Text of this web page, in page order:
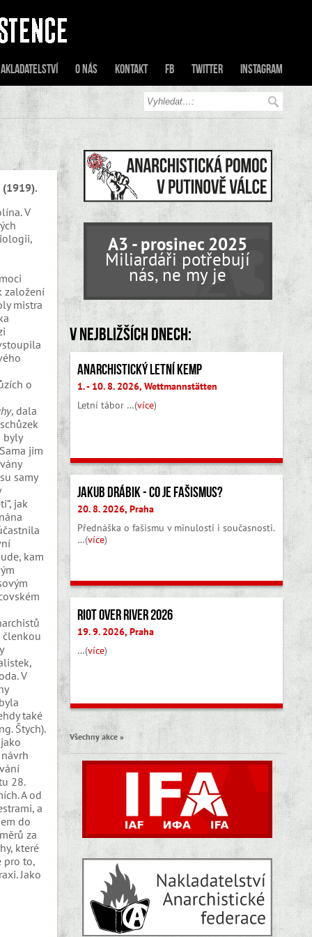
O nás Kontakt FB Twitter Instagram
V
založení
mistra
o
, dala
byly
jim
samy
jak
kam
členkou
V
také
Štych).
28.
A od
a
do
za
které
pro to,
Jako
A3 - prosinec 2025
Miliardáři potřebují
nás, ne my je
V nejbližších dnech:
Anarchistický letní kemp
1. - 10. 8. 2026, Wettmannstätten
Letní tábor …(více)
Jakub Drábik - Co je fašismus?
20. 8. 2026, Praha
Přednáška o fašismu v minulosti i současnosti.
…(více)
Riot Over River 2026
19. 9. 2026, Praha
…(více)
Všechny akce »